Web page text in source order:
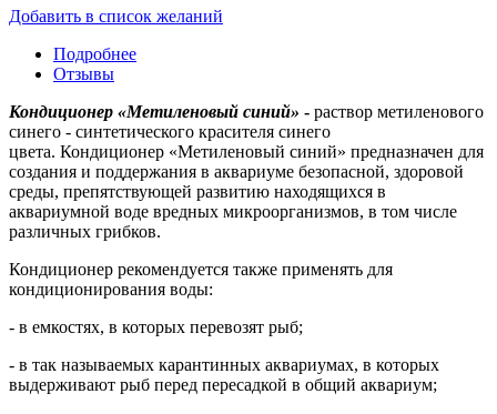
Добавить в список желаний
Подробнее
Отзывы
Кондиционер «Метиленовый синий» - раствор метиленового
синего - синтетического красителя синего
цвета. Кондиционер «Метиленовый синий» предназначен для
создания и поддержания в аквариуме безопасной, здоровой
среды, препятствующей развитию находящихся в
аквариумной воде вредных микроорганизмов, в том числе
различных грибков.
Кондиционер рекомендуется также применять для
кондиционирования воды:
- в емкостях, в которых перевозят рыб;
- в так называемых карантинных аквариумах, в которых
выдерживают рыб перед пересадкой в общий аквариум;